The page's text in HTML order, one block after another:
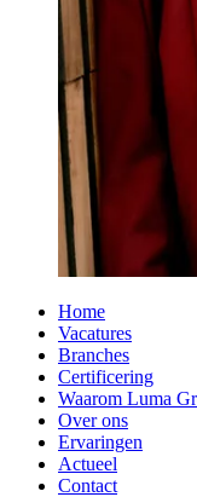
Home
Vacatures
Branches
Certificering
Waarom Luma
Over ons
Ervaringen
Actueel
Contact